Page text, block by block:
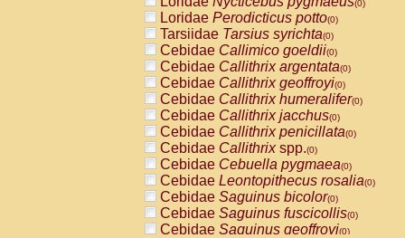
(0)
Loridae Perodicticus potto(0)
Tarsiidae Tarsius syrichta(0)
Cebidae Callimico goeldii(0)
Cebidae Callithrix argentata(0)
Cebidae Callithrix geoffroyi(0)
Cebidae Callithrix humeralifer(0)
Cebidae Callithrix jacchus(0)
Cebidae Callithrix penicillata(0)
Cebidae Callithrixspp.(0)
Cebidae Cebuella pygmaea(0)
Cebidae Leontopithecus rosalia(0)
Cebidae Saguinus bicolor(0)
Cebidae Saguinus fuscicollis(0)
Cebidae Saguinus geoffroyi(0)